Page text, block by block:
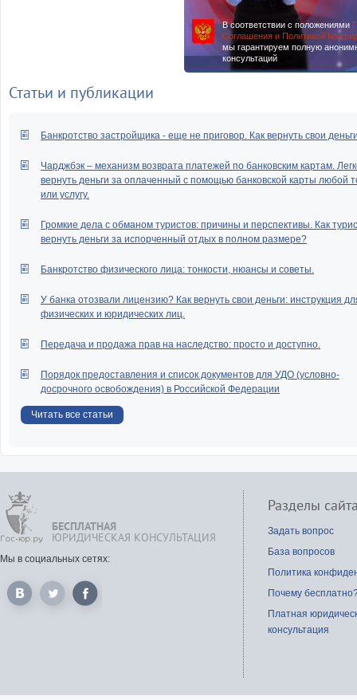
В соответствии с положениями
Соглашения и Политикой
мы гарантируем полную
консультаций
Статьи и публикации
Банкротство застройщика - еще не приговор. Как вернуть свои
Чарджбэк – механизм возврата платежей по банковским картам.
вернуть деньги за оплаченный с помощью банковской карты любой
или услугу.
Громкие дела с обманом туристов: причины и перспективы. Как
вернуть деньги за испорченный отдых в полном размере?
Банкротство физического лица: тонкости, нюансы и советы.
У банка отозвали лицензию? Как вернуть свои деньги: инструкция
физических и юридических лиц.
Передача и продажа прав на наследство: просто и доступно.
Порядок предоставления и список документов для УДО (условно-
досрочного освобождения) в Российской Федерации
Читать все статьи
БЕСПЛАТНАЯ
ЮРИДИЧЕСКАЯ КОНСУЛЬТАЦИЯ
Мы в социальных сетях:
Разделы
Задать вопрос
База вопросов
Политика
Почему
Платная
консультация